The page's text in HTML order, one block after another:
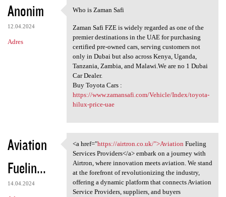
Anonim
12.04.2024
Adres
Who is Zaman Safi
Who is Zaman Safi
Zaman Safi FZE is widely regarded as one of the
premier destinations in the UAE for purchasing
certified pre-owned cars, serving customers not
only in Dubai but also across Kenya, Uganda,
Tanzania, Zambia, and Malawi.We are no 1 Dubai
Car Dealer.
Buy Toyota Cars :
https://www.zamansafi.com/Vehicle/Index/toyota-
hilux-price-uae
Aviation
Fuelin...
14.04.2024
<a href="https://airtron.co
<a href="https://airtron.co.uk/">Aviation Fueling
Services Providers</a> embark on a journey with
Airtron, where innovation meets aviation. We stand
at the forefront of revolutionizing the industry,
offering a dynamic platform that connects Aviation
Service Providers, suppliers, and buyers